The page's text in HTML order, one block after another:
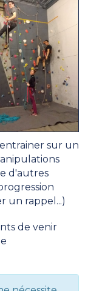
sur un
d'autres
un rappel...)
de venir